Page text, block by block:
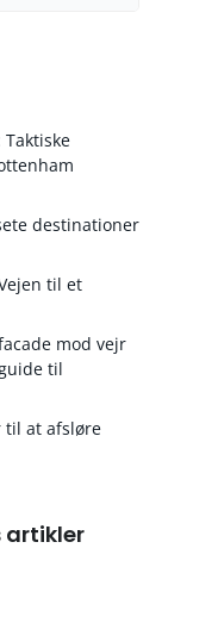
destinationer
til et
mod vejr
til
til at afsløre
artikler